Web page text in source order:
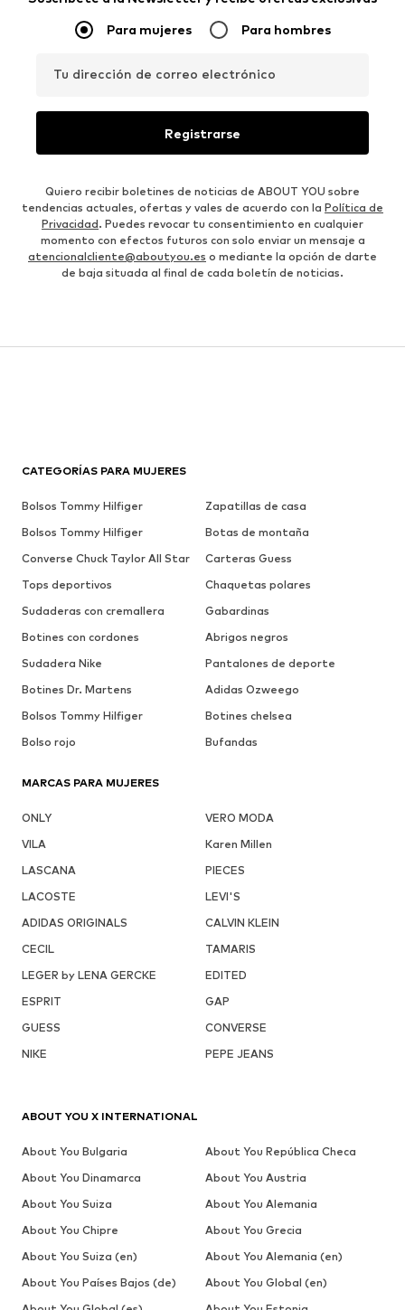
Para mujeres Para hombres
Tu dirección de correo electrónico
Registrarse
Quiero recibir boletines de noticias de ABOUT YOU sobre
tendencias actuales, ofertas y vales de acuerdo con la Política de
Privacidad. Puedes revocar tu consentimiento en cualquier
momento con efectos futuros con solo enviar un mensaje a
atencionalcliente@aboutyou.es o mediante la opción de darte
de baja situada al final de cada boletín de noticias.
CATEGORÍAS PARA MUJERES
Bolsos Tommy Hilfiger
Zapatillas de casa
Bolsos Tommy Hilfiger
Botas de montaña
Converse Chuck Taylor All Star
Carteras Guess
Tops deportivos
Chaquetas polares
Sudaderas con cremallera
Gabardinas
Botines con cordones
Abrigos negros
Sudadera Nike
Pantalones de deporte
Botines Dr. Martens
Adidas Ozweego
Bolsos Tommy Hilfiger
Botines chelsea
Bolso rojo
Bufandas
MARCAS PARA MUJERES
ONLY
VERO MODA
VILA
Karen Millen
LASCANA
PIECES
LACOSTE
LEVI'S
ADIDAS ORIGINALS
CALVIN KLEIN
CECIL
TAMARIS
LEGER by LENA GERCKE
EDITED
ESPRIT
GAP
GUESS
CONVERSE
NIKE
PEPE JEANS
ABOUT YOU X INTERNATIONAL
About You Bulgaria
About You República Checa
About You Dinamarca
About You Austria
About You Suiza
About You Alemania
About You Chipre
About You Grecia
About You Suiza (en)
About You Alemania (en)
About You Países Bajos (de)
About You Global (en)